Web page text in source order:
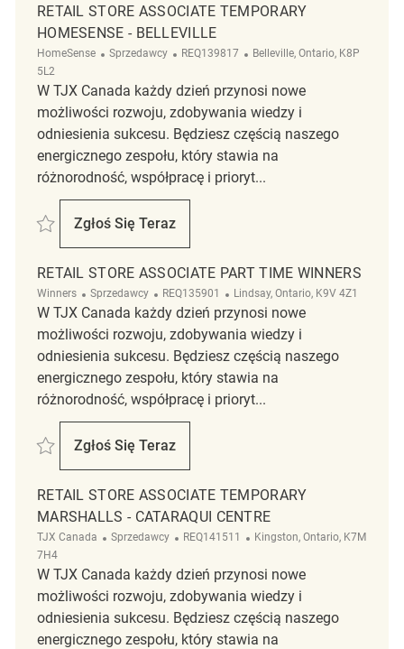
RETAIL STORE ASSOCIATE TEMPORARY
HOMESENSE - BELLEVILLE
HomeSense Kategoria
Sprzedawcy ReqId
REQ139817 Lokalizacja
Belleville, Ontario, K8P
5L2
W TJX Canada każdy dzień przynosi nowe
możliwości rozwoju, zdobywania wiedzy i
odniesienia sukcesu. Będziesz częścią naszego
energicznego zespołu, który stawia na
różnorodność, współpracę i prioryt...
Zapisać Retail Store Associate Temporary HomeSense - Belleville
Zgłoś Się Teraz
Retail Store Associate Temporary
RETAIL STORE ASSOCIATE PART TIME WINNERS
Winners Kategoria
Sprzedawcy ReqId
REQ135901 Lokalizacja
Lindsay, Ontario, K9V 4Z1
W TJX Canada każdy dzień przynosi nowe
możliwości rozwoju, zdobywania wiedzy i
odniesienia sukcesu. Będziesz częścią naszego
energicznego zespołu, który stawia na
różnorodność, współpracę i prioryt...
Zapisać Retail Store Associate Part Time Winners REQ135901
Zgłoś Się Teraz
Retail Store Associate Part Time Winners
RETAIL STORE ASSOCIATE TEMPORARY
MARSHALLS - CATARAQUI CENTRE
TJX Canada Kategoria
Sprzedawcy ReqId
REQ141511 Lokalizacja
Kingston, Ontario, K7M
7H4
W TJX Canada każdy dzień przynosi nowe
możliwości rozwoju, zdobywania wiedzy i
odniesienia sukcesu. Będziesz częścią naszego
energicznego zespołu, który stawia na